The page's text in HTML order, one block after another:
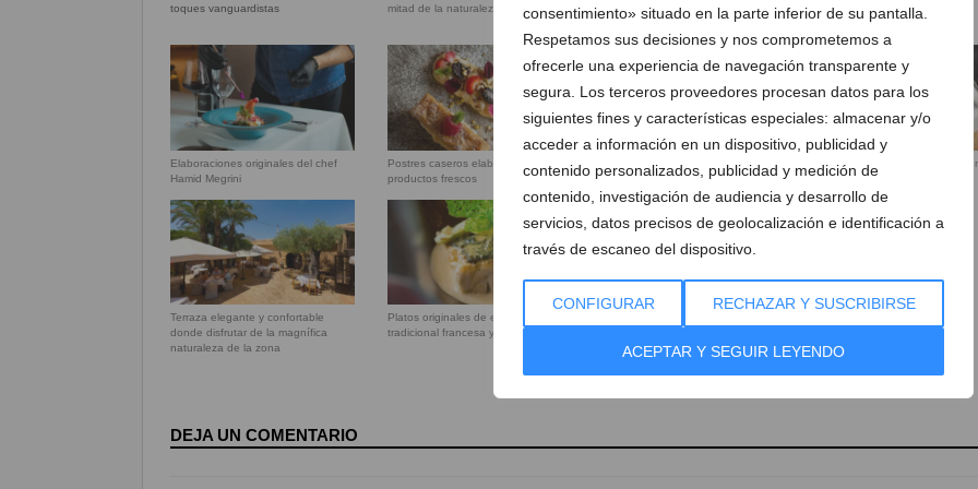
consentimiento» situado en la parte inferior de su pantalla.
Respetamos sus decisiones y nos comprometemos a
ofrecerle una experiencia de navegación transparente y
segura. Los terceros proveedores procesan datos para los
siguientes fines y características especiales: almacenar y/o
acceder a información en un dispositivo, publicidad y
contenido personalizados, publicidad y medición de
contenido, investigación de audiencia y desarrollo de
servicios, datos precisos de geolocalización e identificación a
través de escaneo del dispositivo.
CONFIGURAR RECHAZAR Y SUSCRIBIRSE
ACEPTAR Y SEGUIR LEYENDO
toques vanguardistas mitad de la naturaleza
acompañándolos con una buena
cocinadas a la brasa
Elaboraciones originales del chef
Hamid Megrini
Postres caseros elaborados con
productos frescos
Pulpo a la parrilla con patatas y
aceite de pimentón
Tartar preparado
con productos de calidad
Terraza elegante y confortable
donde disfrutar de la magnífica
naturaleza de la zona
Platos originales de elaboración
tradicional francesa y fusión
DEJA UN COMENTARIO